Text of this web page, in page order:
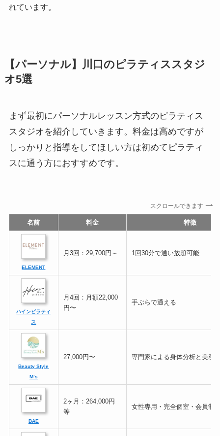
れています。
【パーソナル】川口のピラティススタジ
オ5選
まず最初にパーソナルレッスン方式のピラティス
スタジオを紹介していきます。料金は高めですが
しっかりと指導をしてほしい方は初めてピラティ
スに通う方におすすめです。
スクロールできます
名前 料金 特徴
ELEMENT
月3回：29,700円～ 1回30分で通い放題可能
ハインピラティ
ス
月4回：月額22,000
円〜
手ぶらで通える
Beauty Style
M’s
27,000円〜 専門家による身体分析と美容
BAE
2ヶ月：264,000円
等
女性専用・完全個室・会員制